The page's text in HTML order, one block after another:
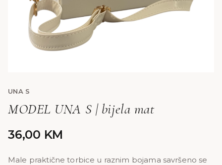
UNA S
MODEL UNA S | bijela mat
36,00 KM
Male praktične torbice u raznim bojama savršeno se